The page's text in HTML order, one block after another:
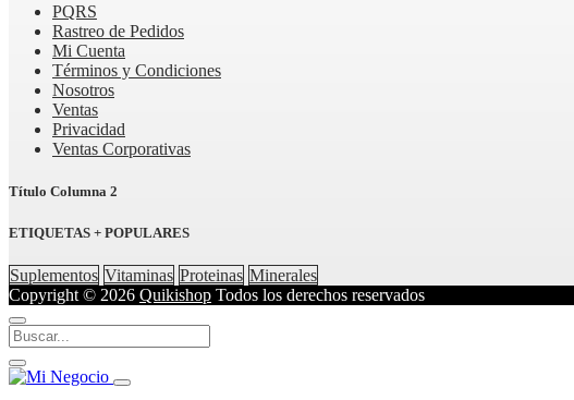
PQRS
Rastreo de Pedidos
Mi Cuenta
Términos y Condiciones
Nosotros
Ventas
Privacidad
Ventas Corporativas
Título Columna 2
ETIQUETAS + POPULARES
Suplementos Vitaminas Proteinas Minerales
Copyright © 2026 Quikishop Todos los derechos reservados